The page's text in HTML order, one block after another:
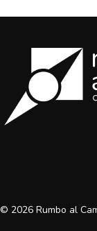
© 2026 Rumbo al